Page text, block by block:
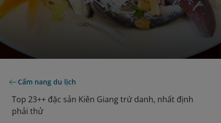
Cẩm nang du lịch
Top 23++ đặc sản Kiên Giang trứ danh, nhất định
phải thử